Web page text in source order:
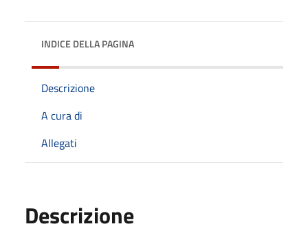
INDICE DELLA PAGINA
Descrizione
A cura di
Allegati
Descrizione